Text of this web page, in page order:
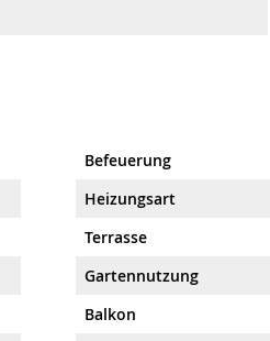
Befeuerung
Heizungsart
Terrasse
Gartennutzung
Balkon